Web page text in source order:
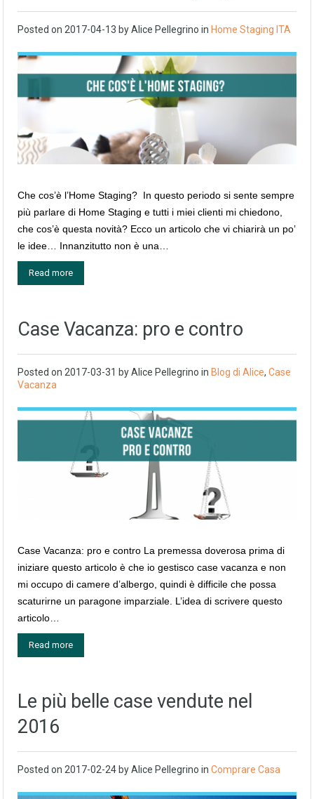
Posted on 2017-04-13 byAlice Pellegrino in Home Staging ITA
Che cos’è l’Home Staging? In questo periodo si sente sempre
più parlare di Home Staging e tutti i miei clienti mi chiedono,
che cos’è questa novità? Ecco un articolo che vi chiarirà un po’
le idee… Innanzitutto non è una…
Read more
Case Vacanza: pro e contro
Posted on 2017-03-31 byAlice Pellegrino in Blog di Alice, Case
Vacanza
Case Vacanza: pro e contro La premessa doverosa prima di
iniziare questo articolo è che io gestisco case vacanza e non
mi occupo di camere d’albergo, quindi è difficile che possa
scaturirne un paragone imparziale. L’idea di scrivere questo
articolo…
Read more
Le più belle case vendute nel
2016
Posted on 2017-02-24 byAlice Pellegrino in Comprare Casa